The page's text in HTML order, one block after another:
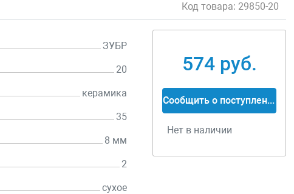
Код товара: 29850-20
ЗУБР
20
керамика
35
8 мм
2
сухое
574 руб.
Сообщить о поступлении
Нет в наличии